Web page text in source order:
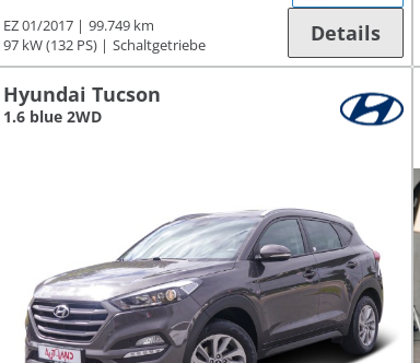
EZ 01/2017
99.749 km
97 kW (132 PS)
Schaltgetriebe Details
Hyundai Tucson
1.6 blue 2WD